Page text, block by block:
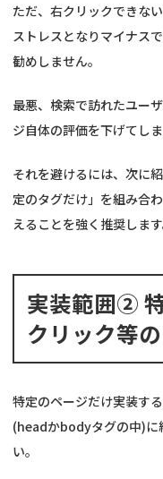
ただ、右クリックできな
ストレスとなりマイナス
勧めしません。
最悪、検索で訪れたユー
ジ自体の評価を下げてしま
それを避けるには、次に
定のタグだけ」を組み合
えることを強く推奨します
実装範囲②
クリック等
特定のページだけ実装す
(headかbodyタグの中)に
い。